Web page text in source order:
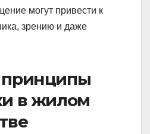
могут привести к
зрению и даже
в жилом